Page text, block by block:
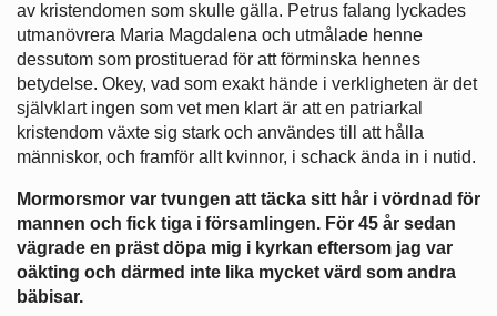
av kristendomen som skulle gälla. Petrus falang lyckades
utmanövrera Maria Magdalena och utmålade henne
dessutom som prostituerad för att förminska hennes
betydelse. Okey, vad som exakt hände i verkligheten är det
självklart ingen som vet men klart är att en patriarkal
kristendom växte sig stark och användes till att hålla
människor, och framför allt kvinnor, i schack ända in i nutid.
Mormorsmor var tvungen att täcka sitt hår i vördnad för
mannen och fick tiga i församlingen. För 45 år sedan
vägrade en präst döpa mig i kyrkan eftersom jag var
oäkting och därmed inte lika mycket värd som andra
bäbisar.